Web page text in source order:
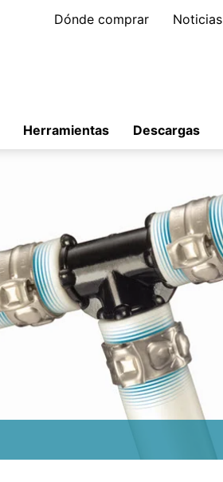
Dónde comprar Noticias
Herramientas Descargas